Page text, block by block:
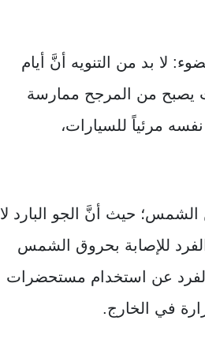
لا بد من التنويه أنَّ أيام
يصبح من المرجح ممارسة
مرئياً للسيارات،
حيث أنَّ الجو البارد لا
للإصابة بحروق الشمس
عن استخدام مستحضرات
في الخارج.